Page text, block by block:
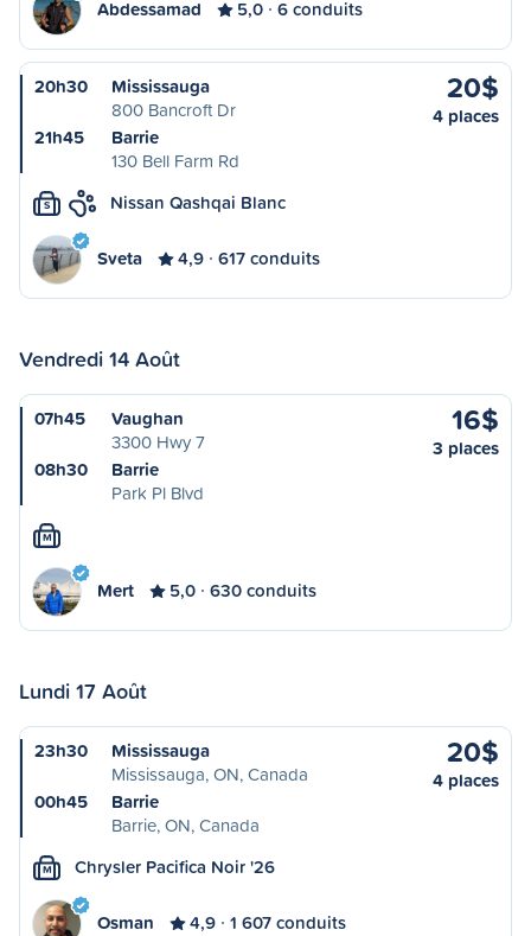
Abdessamad 5,0 6 conduits
20h30
Mississauga
800 Bancroft Dr
21h45
Barrie
130 Bell Farm Rd
20$
4 places
S Nissan Qashqai Blanc
Sveta 4,9 617 conduits
Vendredi 14 Août
07h45
Vaughan
3300 Hwy 7
08h30
Barrie
Park Pl Blvd
16$
3 places
M
Mert 5,0 630 conduits
Lundi 17 Août
23h30
Mississauga
Mississauga, ON, Canada
00h45
Barrie
Barrie, ON, Canada
20$
4 places
M Chrysler Pacifica Noir '26
Osman 4,9 1 607 conduits